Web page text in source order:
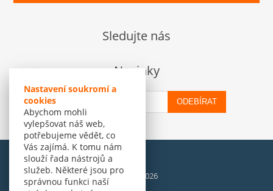
Nastavení soukromí a
cookies
Abychom mohli
vylepšovat náš web,
potřebujeme vědět, co
Vás zajímá. K tomu nám
slouží řada nástrojů a
služeb. Některé jsou pro
správnou funkci naší
Sledujte nás
Novinky
ODEBÍRAT
© Amenit Software Solutions, 1998 - 2026
Powered bynopCommerce